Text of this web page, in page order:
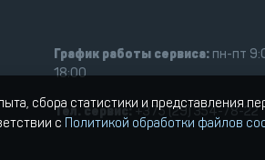
График работы сервиса:пн-пт
18:00
Тел. сервис:+375 (29) 354-78-22
сбора статистики и представления
с Политикой обработки файлов